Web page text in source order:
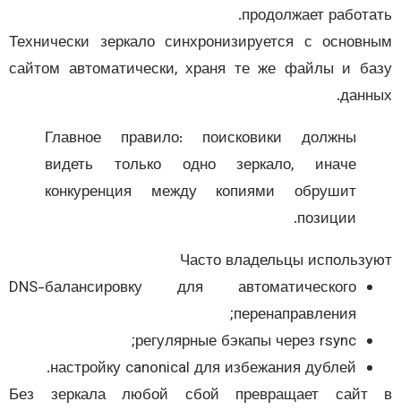
продолжает
Технически зеркало синхронизируется с
сайтом автоматически, храня те же файлы и
Главное правило: поисковики должны
видеть только одно зеркало, иначе
конкуренция между копиями обрушит
позиции.
Часто владельцы
DNS-балансировку для автоматического
перенаправления;
регулярные бэкапы через rsync;
настройку canonical для избежания дублей.
Без зеркала любой сбой превращает